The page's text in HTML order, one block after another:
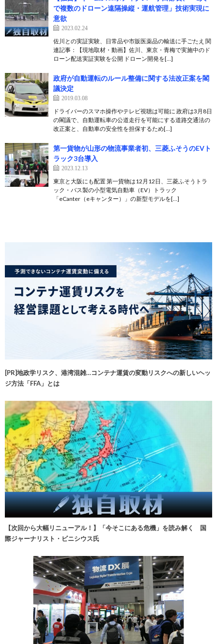
で複数のドローン遠隔操縦・運航管理」技術実現に
意欲
2023.02.24
佐川との実証実験、日常品や市販医薬品の輸送に手ごたえ 関
連記事：【現地取材・動画】佐川、東京・青梅で実施中のド
ローン配送実証実験を公開 ドローン開発を[…]
政府が自動運転のルール整備に関する法改正案を閣
議決定
2019.03.08
ドライバーのスマホ操作やテレビ視聴は可能に 政府は3月8日
の閣議で、自動運転車の公道走行を可能にする道路交通法の
改正案と、自動車の安全性を担保するため[…]
第一貨物が山形の物流事業者初、三菱ふそうのEVト
ラック3台導入
2023.12.13
東京と大阪にも配置 第一貨物は12月12日、三菱ふそうトラ
ック・バス製の小型電気自動車（EV）トラック
「eCanter（eキャンター）」の新型モデルを[…]
[PR]地政学リスク、港湾混雑…コンテナ運賃の変動リスクへの新しいヘッ
ジ方法「FFA」とは
【次回から大幅リニューアル！】「今そこにある危機」を読み解く 国
際ジャーナリスト・ビニシウス氏